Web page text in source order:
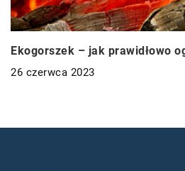
Ekogorszek – jak prawidłowo
26 czerwca 2023